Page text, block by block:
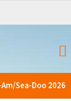
Sea-Doo 2026